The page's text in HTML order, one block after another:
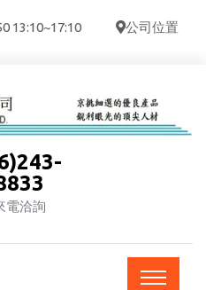
13:10~17:10 公司位置
電洽詢